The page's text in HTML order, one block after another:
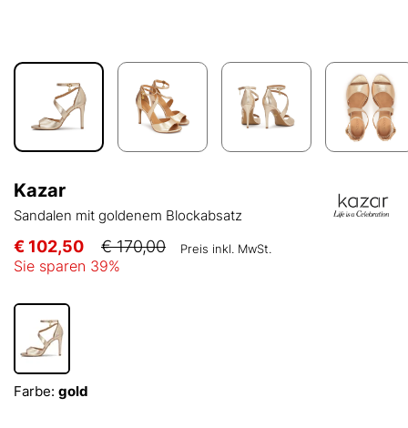
Kazar
Sandalen mit goldenem Blockabsatz
€ 102,50 € 170,00 Preis inkl. MwSt.
Sie sparen 39%
Farbe: gold